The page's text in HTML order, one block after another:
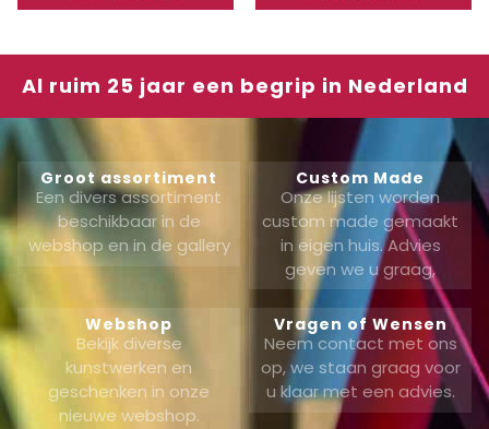
Al ruim 25 jaar een begrip in Nederland
Groot assortiment
Een divers assortiment
beschikbaar in de
webshop en in de gallery
Custom Made
Onze lijsten worden
custom made gemaakt
in eigen huis. Advies
geven we u graag,
Webshop
Bekijk diverse
kunstwerken en
geschenken in onze
nieuwe webshop.
Vragen of Wensen
Neem contact met ons
op, we staan graag voor
u klaar met een advies.